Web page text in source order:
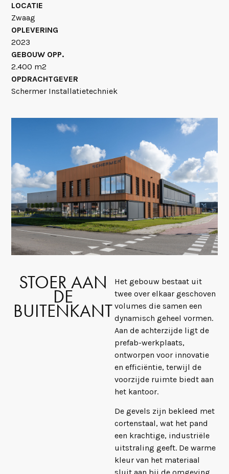
LOCATIE
Zwaag
OPLEVERING
2023
GEBOUW OPP.
2.400 m2
OPDRACHTGEVER
Schermer Installatietechniek
STOER AAN
DE
BUITENKANT
Het gebouw bestaat uit
twee over elkaar geschoven
volumes die samen een
dynamisch geheel vormen.
Aan de achterzijde ligt de
prefab-werkplaats,
ontworpen voor innovatie
en efficiëntie, terwijl de
voorzijde ruimte biedt aan
het kantoor.
De gevels zijn bekleed met
cortenstaal, wat het pand
een krachtige, industriële
uitstraling geeft. De warme
kleur van het materiaal